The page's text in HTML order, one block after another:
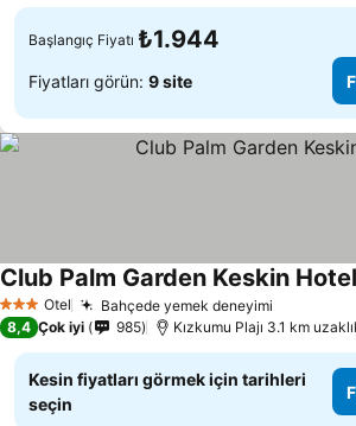
Başlangıç Fiyatı ₺1.944
Fiyatları görün: 9 site
3 YıldızOtel Bahçede yemek deneyimi
Club Palm Garden Keskin Hotel
8,4 Çok iyi 985 Kızkumu Plajı 3.1 km
Kesin fiyatları görmek için tarihleri
seçin